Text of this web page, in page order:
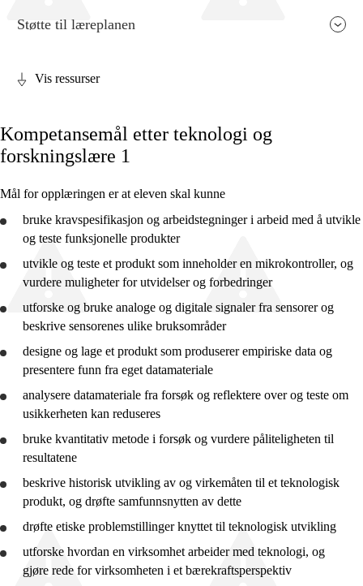
Kjerneelementer
Tverrfaglige temaer
Grunnleggende ferdigheter
Teknologi og forskningslære X
Teknologi og forskningslære 1
Teknologi og forskningslære 2
Støtte til læreplanen
Vis ressurser
Kompetansemål etter teknologi og
forskningslære 1
Mål for opplæringen er at eleven skal kunne
bruke kravspesifikasjon og arbeidstegninger i arbeid med å utvikle
og teste funksjonelle produkter
utvikle og teste et produkt som inneholder en mikrokontroller, og
vurdere muligheter for utvidelser og forbedringer
utforske og bruke analoge og digitale signaler fra sensorer og
beskrive sensorenes ulike bruksområder
designe og lage et produkt som produserer empiriske data og
presentere funn fra eget datamateriale
analysere datamateriale fra forsøk og reflektere over og teste om
usikkerheten kan reduseres
bruke kvantitativ metode i forsøk og vurdere påliteligheten til
resultatene
beskrive historisk utvikling av og virkemåten til et teknologisk
produkt, og drøfte samfunnsnytten av dette
drøfte etiske problemstillinger knyttet til teknologisk utvikling
utforske hvordan en virksomhet arbeider med teknologi, og
gjøre rede forvirksomheten i et bærekraftsperspektiv